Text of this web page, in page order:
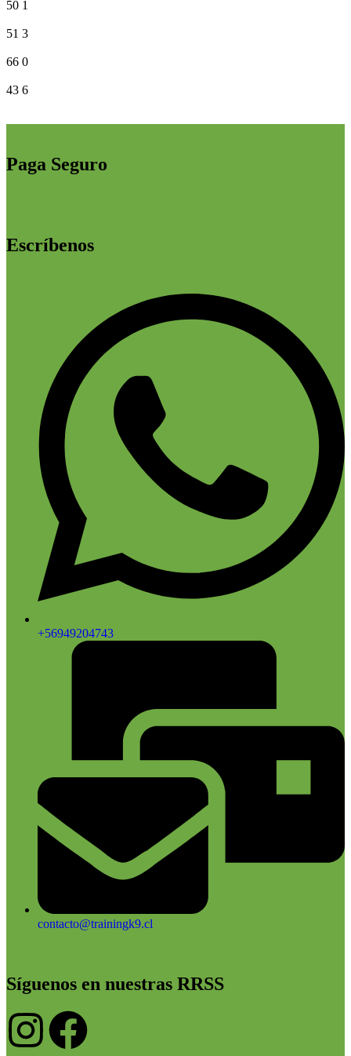
50 1
51 3
66 0
43 6
Paga Seguro
Escríbenos
+56949204743
contacto@trainingk9.cl
Síguenos en nuestras RRSS